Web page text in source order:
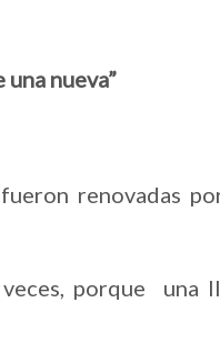
nueva”
renovadas
porque una